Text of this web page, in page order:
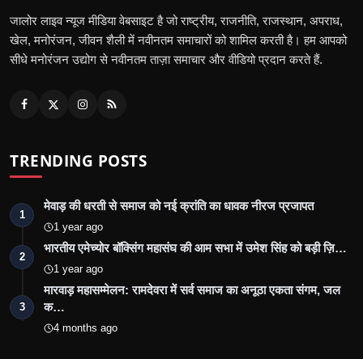
जालोर लाइव न्यूज मीडिया वेबसाइट है जो राष्ट्रीय, राजनीति, राजस्थान, अपराध,
खेल, मनोरंजन, जीवन शैली में नवीनतम समाचारों को शामिल करती है। हम आपको
सीधे मनोरंजन उद्योग से नवीनतम ताज़ा समाचार और वीडियो प्रदान करते हैं.
TRENDING POSTS
1
मेवाड़ की धरती से समाज को नई क्रांति का धावक नीरज प्रजापत
1 year ago
2
भारतीय एमेच्योर बॉक्सिंग महासंघ की आम सभा में उमेश सिंह को बड़ी ज़ि…
1 year ago
3
मारवाड़ महासम्मेलन: रामदेवरा में सर्व समाज का अनूठा एकता संगम, जल
क…
4 months ago